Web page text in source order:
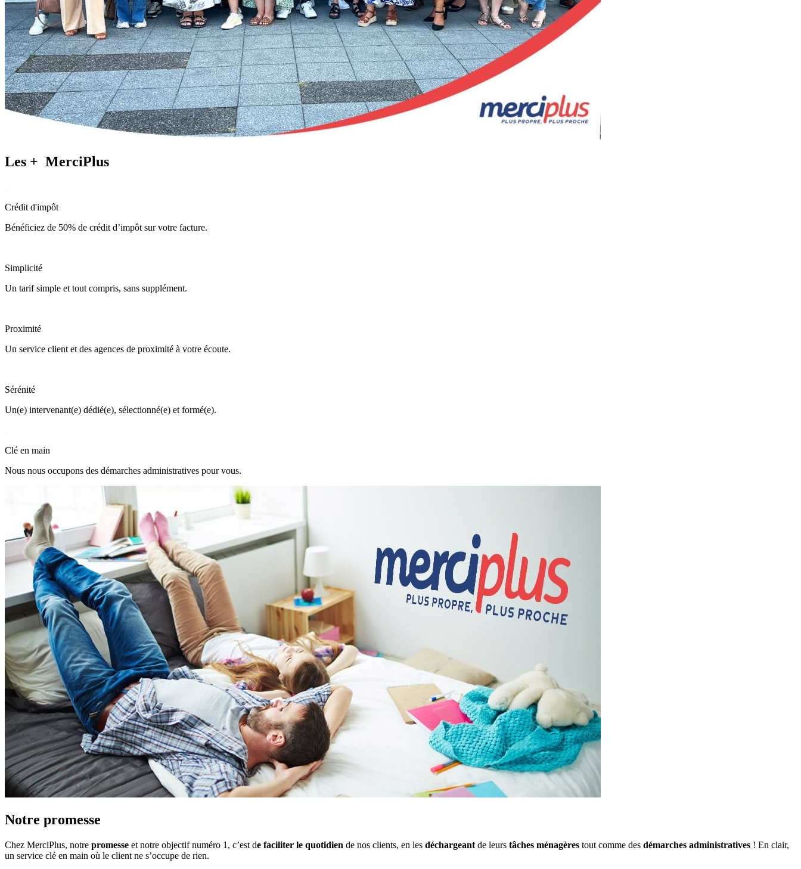
Les + MerciPlus
Crédit d'impôt
Bénéficiez de 50% de crédit d’impôt sur votre facture.
Simplicité
Un tarif simple et tout compris, sans supplément.
Proximité
Un service client et des agences de proximité à votre écoute.
Sérénité
Un(e) intervenant(e) dédié(e), sélectionné(e) et formé(e).
Clé en main
Nous nous occupons des démarches administratives pour vous.
Notre promesse
Chez MerciPlus, notre promesse et notre objectif numéro 1, c’est de faciliter le quotidien de nos clients, en les déchargeant de leurs tâches ménagères tout comme des démarches administratives ! En clair,
un service clé en main où le client ne s’occupe de rien.